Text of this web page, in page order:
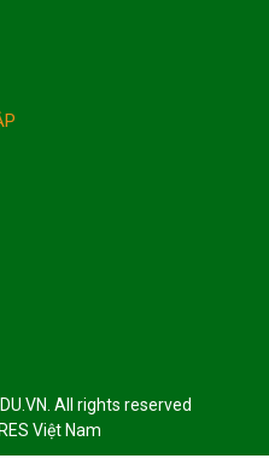
All rights reserved
Việt Nam